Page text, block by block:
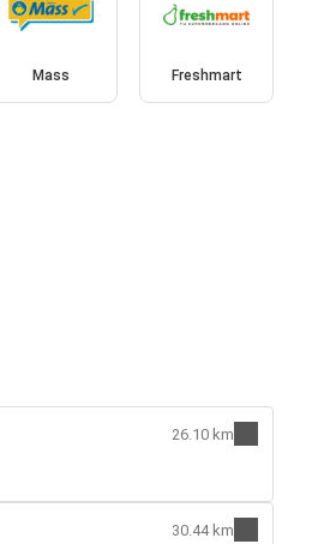
Mass Freshmart
26.10 km
30.44 km